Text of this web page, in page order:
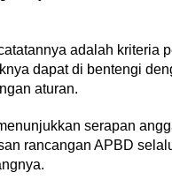
adalah kriteria
dapat di bentengi
aturan.
serapan
rancangan APBD